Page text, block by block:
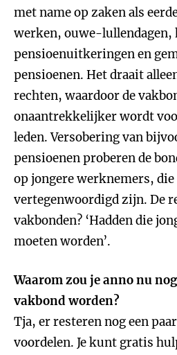
met name op zaken als
werken, ouwe-lullendagen,
pensioenuitkeringen en
pensioenen. Het draait
rechten, waardoor de
onaantrekkelijker wordt
leden. Versobering van
pensioenen proberen de
op jongere werknemers,
vertegenwoordigd zijn. De
vakbonden? ‘Hadden die
moeten worden’.
Waarom zou je anno nu
vakbond worden?
Tja, er resteren nog een
voordelen. Je kunt gratis